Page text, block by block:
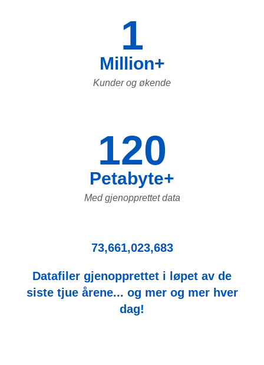
1
Million+
Kunder og økende
120
Petabyte+
Med gjenopprettet data
73,661,023,683
Datafiler gjenopprettet i løpet av de
siste tjue årene... og mer og mer hver
dag!